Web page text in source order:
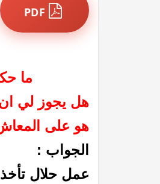
ما
هل يجوز لي
هو على
الجواب :
عمل حلال